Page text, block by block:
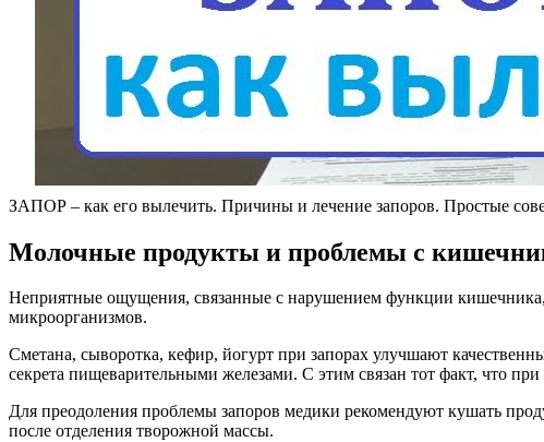
ЗАПОР – как его вылечить. Причины и лечение запоров. Простые
Молочные продукты и проблемы с
Неприятные ощущения, связанные с нарушением функции
микроорганизмов.
Сметана, сыворотка, кефир, йогурт при запорах улучшают
секрета пищеварительными железами. С этим связан тот факт, что
Для преодоления проблемы запоров медики рекомендуют кушать
после отделения творожной массы.